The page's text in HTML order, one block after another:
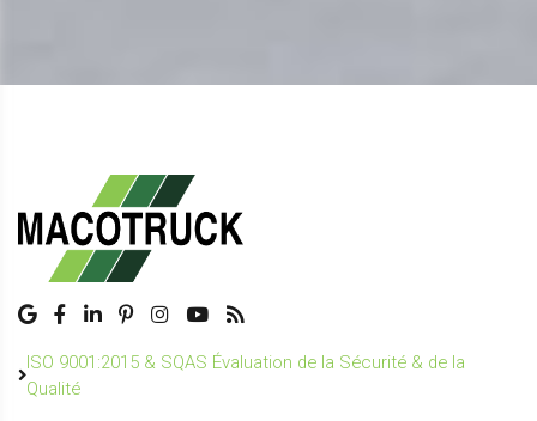
ISO 9001:2015 & SQAS Évaluation de la Sécurité & de la
Qualité